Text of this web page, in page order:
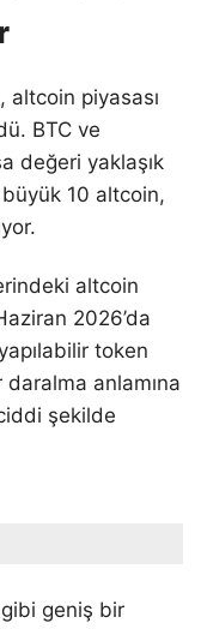
altcoin piyasası
BTC ve
değeri yaklaşık
10 altcoin,
altcoin
2026’da
token
anlamına
şekilde
geniş bir